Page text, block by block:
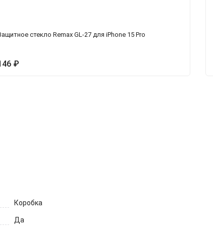
стекло Remax GL-27 для iPhone 15 Pro
₽
Коробка
Да